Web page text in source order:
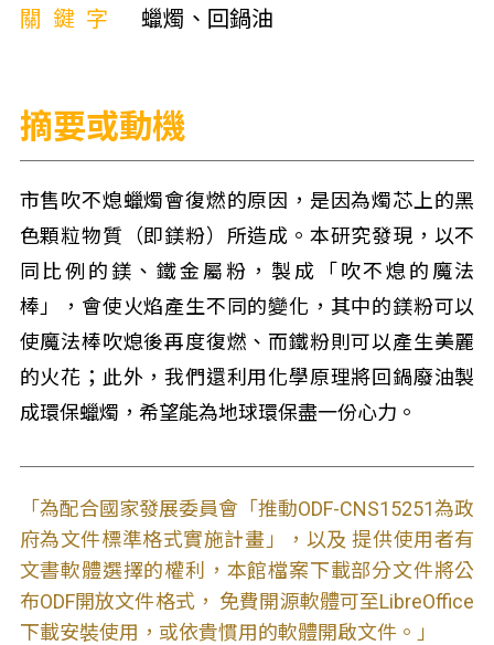
關鍵字
蠟燭、回鍋油
摘要或動機
市售吹不熄蠟燭會復燃的原因，是因為燭芯上的黑
色顆粒物質（即鎂粉）所造成。本研究發現，以不
同比例的鎂、鐵金屬粉，製成「吹不熄的魔法
棒」，會使火焰產生不同的變化，其中的鎂粉可以
使魔法棒吹熄後再度復燃、而鐵粉則可以產生美麗
的火花；此外，我們還利用化學原理將回鍋廢油製
成環保蠟燭，希望能為地球環保盡一份心力。
「為配合國家發展委員會「推動ODF-CNS15251為政
府為文件標準格式實施計畫」，以及 提供使用者有
文書軟體選擇的權利，本館檔案下載部分文件將公
布ODF開放文件格式， 免費開源軟體可至LibreOffice
下載安裝使用，或依貴慣用的軟體開啟文件。」